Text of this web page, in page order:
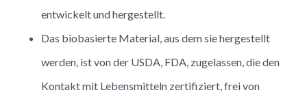
entwickelt und hergestellt.
Das biobasierte Material, aus dem sie hergestellt
werden, ist von der USDA, FDA, zugelassen, die den
Kontakt mit Lebensmitteln zertifiziert, frei von